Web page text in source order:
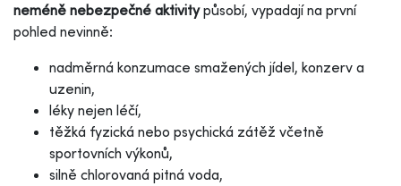
neméně nebezpečné aktivitypůsobí, vypadají na první
pohled nevinně:
nadměrná konzumace smažených jídel, konzerv a
uzenin,
léky nejen léčí,
těžká fyzická nebo psychická zátěž včetně
sportovních výkonů,
silně chlorovaná pitná voda,